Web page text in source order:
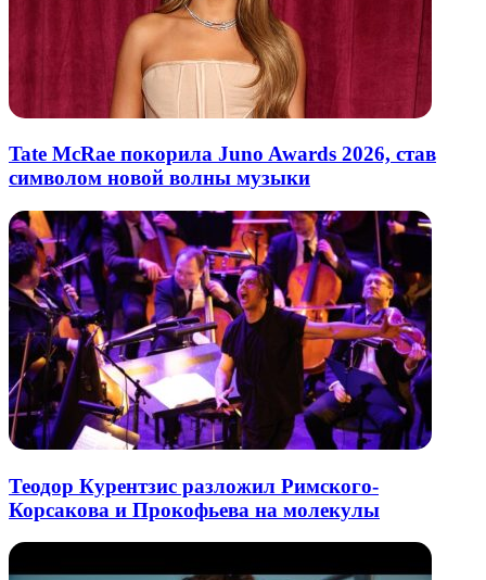
Tate McRae покорила Juno Awards 2026, став
символом новой волны музыки
Теодор Курентзис разложил Римского-
Корсакова и Прокофьева на молекулы